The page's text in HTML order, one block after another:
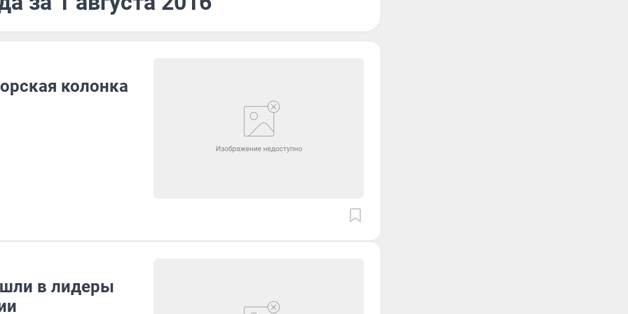
колонка
в лидеры